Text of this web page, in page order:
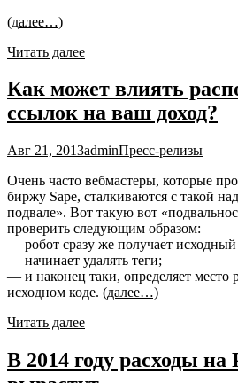
(далее…)
Читать далее
Как может влиять
ссылок на ваш доход?
Авг 21, 2013adminПресс-релизы
Очень часто вебмастеры, которые
биржу Sape, сталкиваются с такой
подвале». Вот такую вот
проверить следующим образом:
— робот сразу же получает
— начинает удалять теги;
— и наконец таки, определяет место
исходном коде. (далее…)
Читать далее
В 2014 году расходы на